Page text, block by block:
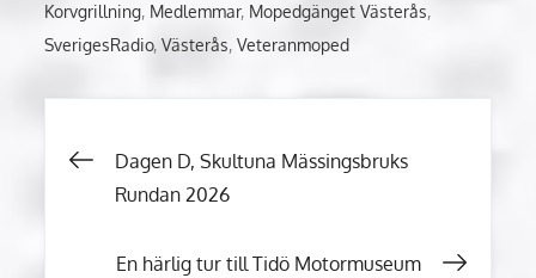
Korvgrillning Medlemmar Mopedgänget Västerås
SverigesRadio Västerås Veteranmoped
Inläggsnavigering
Dagen D, Skultuna Mässingsbruks
Rundan 2026
En härlig tur till Tidö Motormuseum